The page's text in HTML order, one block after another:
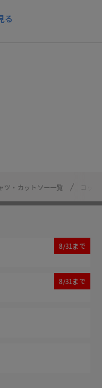
る
ツ・カットソー一覧 コッ
8/31まで
8/31まで